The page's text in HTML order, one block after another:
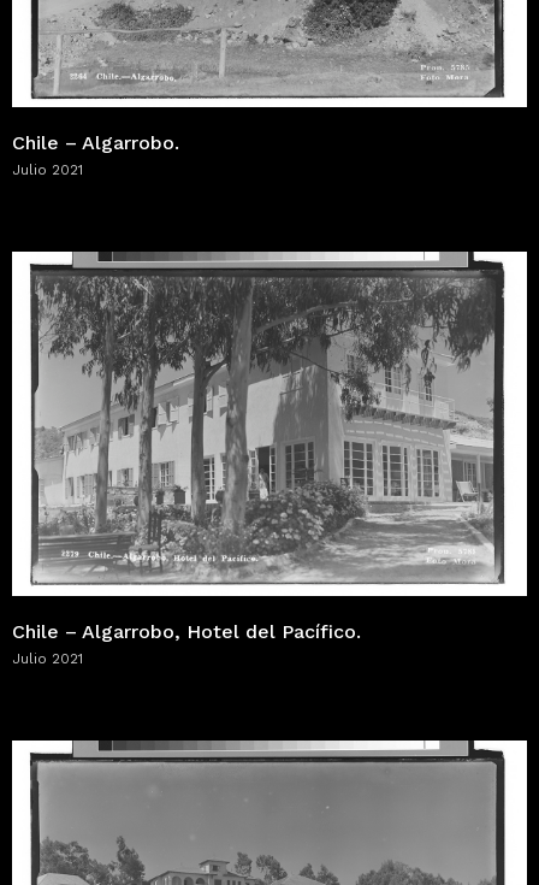
Chile – Algarrobo.
Julio 2021
Chile – Algarrobo, Hotel del Pacífico.
Julio 2021